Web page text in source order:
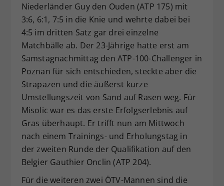
Niederländer Guy den Ouden (ATP 175) mit
3:6, 6:1, 7:5 in die Knie und wehrte dabei bei
4:5 im dritten Satz gar drei einzelne
Matchbälle ab. Der 23-Jährige hatte erst am
Samstagnachmittag den ATP-100-Challenger in
Poznan für sich entschieden, steckte aber die
Strapazen und die äußerst kurze
Umstellungszeit von Sand auf Rasen weg. Für
Misolic war es das erste Erfolgserlebnis auf
Gras überhaupt. Er trifft nun am Mittwoch
nach einem Trainings- und Erholungstag in
der zweiten Runde der Qualifikation auf den
Belgier Gauthier Onclin (ATP 204).
Für die weiteren zwei ÖTV-Mannen sind die